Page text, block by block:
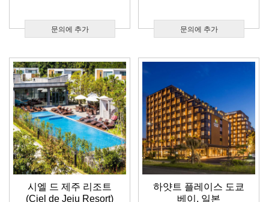
문의에 추가 문의에 추가
시엘 드 제주 리조트
(Ciel de Jeju Resort)
하얏트 플레이스 도쿄
베이, 일본